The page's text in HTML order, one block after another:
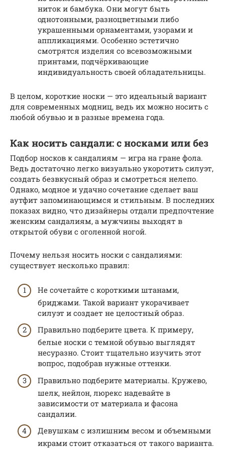
ниток и бамбука. Они могут быть
однотонными, разноцветными либо
украшенными орнаментами, узорами и
аппликациями. Особенно эстетично
смотрятся изделия со всевозможными
принтами, подчёркивающие
индивидуальность своей обладательницы.
В целом, короткие носки — это идеальный вариант
для современных модниц, ведь их можно носить с
любой обувью и в разные времена года.
Как носить сандали: с носками или без
Подбор носков к сандалиям — игра на гране фола.
Ведь достаточно легко визуально укоротить силуэт,
создать безвкусный образ и смотреться нелепо.
Однако, модное и удачно сочетание сделает ваш
аутфит запоминающимся и стильным. В последних
показах видно, что дизайнеры отдали предпочтение
женским сандалиям, а мужчины выходят в
открытой обуви с оголенной ногой.
Почему нельзя носить носки с сандалиями:
существует несколько правил:
Не сочетайте с короткими штанами,
бриджами. Такой вариант укорачивает
силуэт и создает не целостный образ.
Правильно подберите цвета. К примеру,
белые носки с темной обувью выглядят
несуразно. Стоит тщательно изучить этот
вопрос, подобрав нужные оттенки.
Правильно подберите материалы. Кружево,
шелк, нейлон, люрекс надевайте в
зависимости от материала и фасона
сандалии.
Девушкам с излишним весом и объемными
икрами стоит отказаться от такого варианта.